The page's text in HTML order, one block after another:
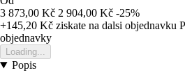
3 873,00 Kč 2 904,00 Kč -25%
+145,20 Kč ziskate na dalsi objednavku
objednavky
Loading...
Popis